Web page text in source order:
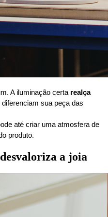
A iluminação certa realça
diferenciam sua peça das
até criar uma atmosfera de
produto.
a joia